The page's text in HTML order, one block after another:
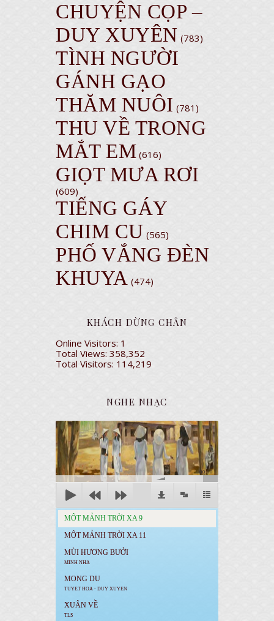
CHUYỆN CỌP –
DUY XUYÊN (783)
TÌNH NGƯỜI
GÁNH GẠO
THĂM NUÔI (781)
THU VỀ TRONG
MẮT EM (616)
GIỌT MƯA RƠI
(609)
TIẾNG GÁY
CHIM CU (565)
PHỐ VẮNG ĐÈN
KHUYA (474)
KHÁCH DỪNG CHÂN
Online Visitors: 1
Total Views:358,352
Total Visitors: 114,219
NGHE NHẠC
00:00
MÔT MẢNH TRỜI XA 9
MÔT MẢNH TRỜI XA 11
MÙI HƯƠNG BƯỞI
MINH NHA
MONG DU
TUYET HOA - DUY XUYEN
XUÂN VỀ
TLS